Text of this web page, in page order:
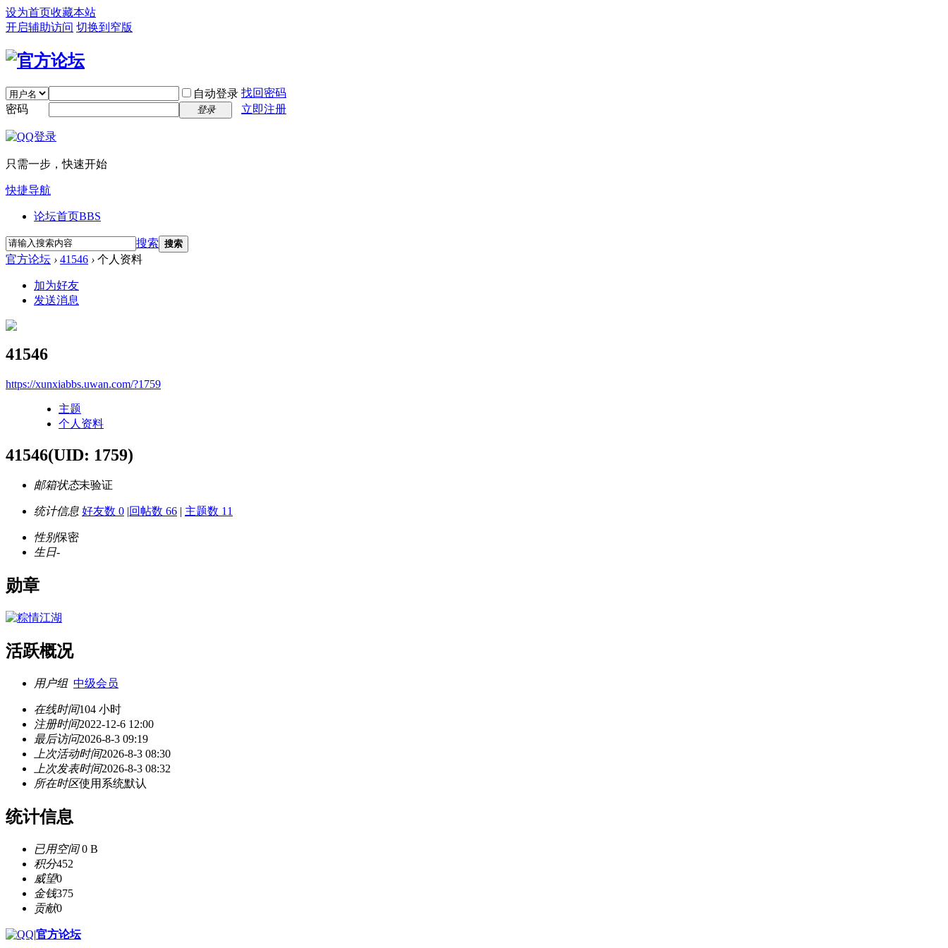
设为首页收藏本站
开启辅助访问 切换到窄版
自动登录 找回密码
密码
登录 立即注册
只需一步，快速开始
快捷导航
论坛首页BBS
搜索 搜索
官方论坛 › 41546 › 个人资料
加为好友
发送消息
41546
https://xunxiabbs.uwan.com/?1759
主题
个人资料
41546(UID: 1759)
邮箱状态未验证
统计信息 好友数 0 |回帖数 66 | 主题数 11
性别保密
生日-
勋章
活跃概况
用户组 中级会员
在线时间104 小时
注册时间2022-12-6 12:00
最后访问2026-8-3 09:19
上次活动时间2026-8-3 08:30
上次发表时间2026-8-3 08:32
所在时区使用系统默认
统计信息
已用空间0 B
积分452
威望0
金钱375
贡献0
|官方论坛